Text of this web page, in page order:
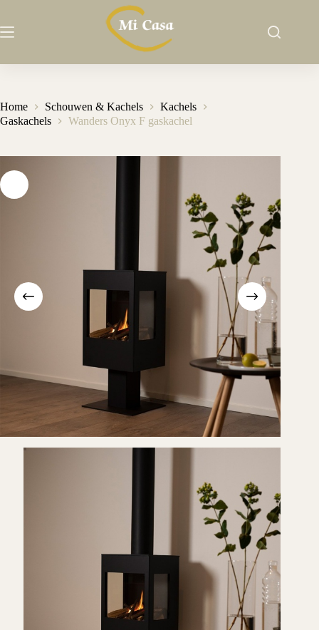
de
Home Schouwen & Kachels
Kachels
Gaskachels
Wanders Onyx F gaskachel